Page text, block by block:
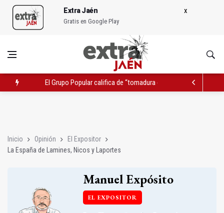
Extra Jaén
Gratis en Google Play
El Grupo Popular califica de “tomadura de pelo” el balance de
Inicio Opinión
El Expositor
La España de Lamines, Nicos y Laportes
Manuel Expósito
EL EXPOSITOR